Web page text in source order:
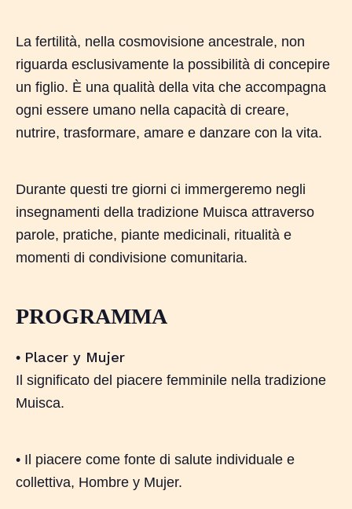
La fertilità, nella cosmovisione ancestrale, non
riguarda esclusivamente la possibilità di concepire
un figlio. È una qualità della vita che accompagna
ogni essere umano nella capacità di creare,
nutrire, trasformare, amare e danzare con la vita.
Durante questi tre giorni ci immergeremo negli
insegnamenti della tradizione Muisca attraverso
parole, pratiche, piante medicinali, ritualità e
momenti di condivisione comunitaria.
PROGRAMMA
• Placer y Mujer
Il significato del piacere femminile nella tradizione
Muisca.
• Il piacere come fonte di salute individuale e
collettiva, Hombre y Mujer.